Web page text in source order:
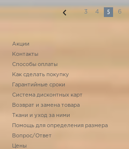
3 4 5 6
Акции
Контакты
Способы оплаты
Как сделать покупку
Гарантийные сроки
Система дисконтных карт
Возврат и замена товара
Ткани и уход за ними
Помощь для определения размера
Вопрос/Ответ
Цены